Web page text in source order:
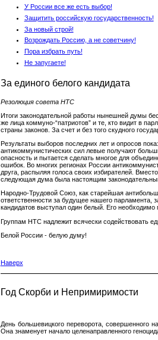
У России все же есть выбор!
Защитить российскую государственность!
За новый строй!
Возрождать Россию, а не советчину!
Пора избрать путь!
Не запугаете!
За единого белого кандидата
Резолюция совета НТС
Итоги законодательной работы нынешней думы
же лица коммуно-“патриотов” и те, кто видит в
страны законов. За счет и без того скудного
Результаты выборов последних лет и опросов
антикоммунистических сил левые получают
опасность и пытается сделать многое для
ошибок. Во многих регионах России
друга, распыляя голоса своих избирателей.
следующая дума была настоящим
Народно-Трудовой Союз, как старейшая
ответственности за будущее нашего парламента,
кандидатов выступал один белый. Его
Группам НТС надлежит всячески содействовать
Белой России - белую думу!
Наверх
Год Скорби и Непримиримости
День большевицкого переворота, совершенного
Она знаменует начало целенаправленного